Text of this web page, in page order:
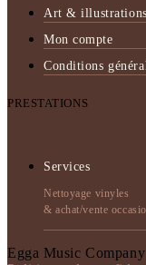
Art & illustrations
Mon compte
Conditions
PRESTATIONS
Services
Nettoyage vinyles
& achat/vente
Egga Music